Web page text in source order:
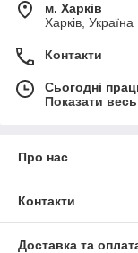
м. Харків
Харків, Україна
Контакти
Сьогодні
Показати
Про нас
Контакти
Доставка та